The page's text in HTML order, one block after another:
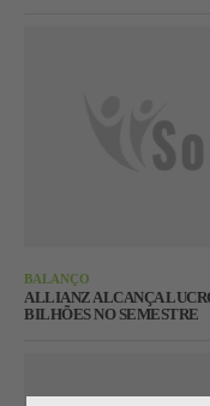
BALANÇO
ALLIANZ ALCANÇA
BILHÕES NO SEMESTRE